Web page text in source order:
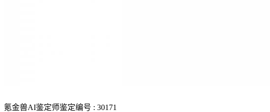
氪金兽AI鉴定师鉴定编号 : 30171